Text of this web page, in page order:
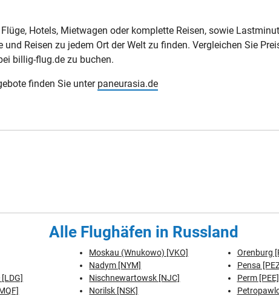
Hotels, Mietwagen oder komplette Reisen, sowie
Reisen zu jedem Ort der Welt zu finden. Vergleichen Sie
billig-flug.de zu buchen.
finden Sie unter paneurasia.de
Alle Flughäfen in Russland
Moskau (Wnukowo) [VKO]
Nadym [NYM]
Nischnewartowsk [NJC]
Norilsk [NSK]
Orenburg
Pensa
Perm [PEE]